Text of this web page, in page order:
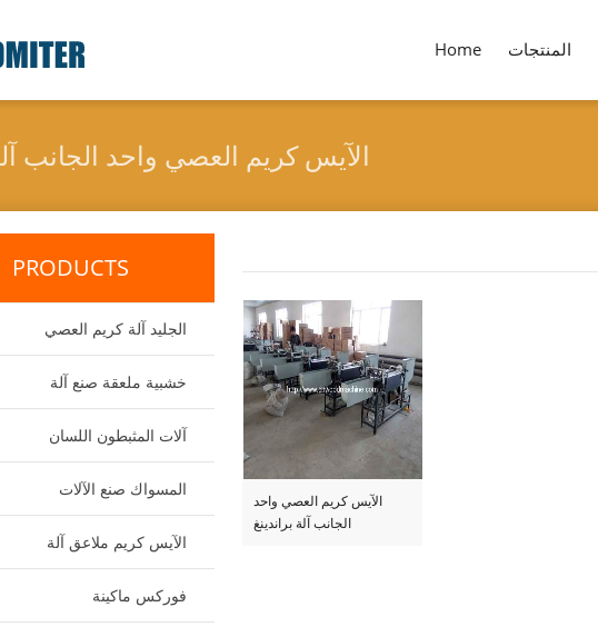
Home المنتجات
الآيس كريم العصي واحد الجانب
الآيس كريم العصي واحد
الجانب آلة براندينغ
PRODUCTS
الجليد آلة كريم العصي
خشبية ملعقة صنع آلة
آلات المثبطون اللسان
المسواك صنع الآلات
الآيس كريم ملاعق آلة
فوركس ماكينة